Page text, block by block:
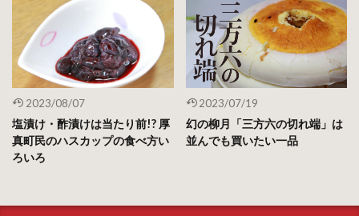
2023/08/07
塩漬け・酢漬けは当たり前!? 厚
真町民のハスカップの食べ方い
ろいろ
2023/07/19
幻の柳月「三方六の切れ端」は
並んでも買いたい一品